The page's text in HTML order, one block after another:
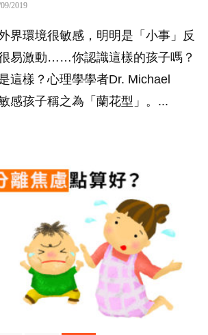
2019
界環境很敏感，明明是「小事」反
易激動……你認識這樣的孩子嗎？
這樣？心理學學者Dr. Michael
感孩子稱之為「蘭花型」。...